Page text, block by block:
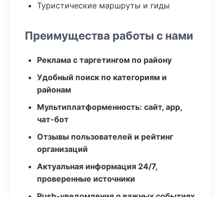
Туристические маршруты и гиды
Преимущества работы с нами
Реклама с таргетингом по району
Удобный поиск по категориям и
районам
Мультиплатформенность: сайт, app,
чат-бот
Отзывы пользователей и рейтинг
организаций
Актуальная информация 24/7,
проверенные источники